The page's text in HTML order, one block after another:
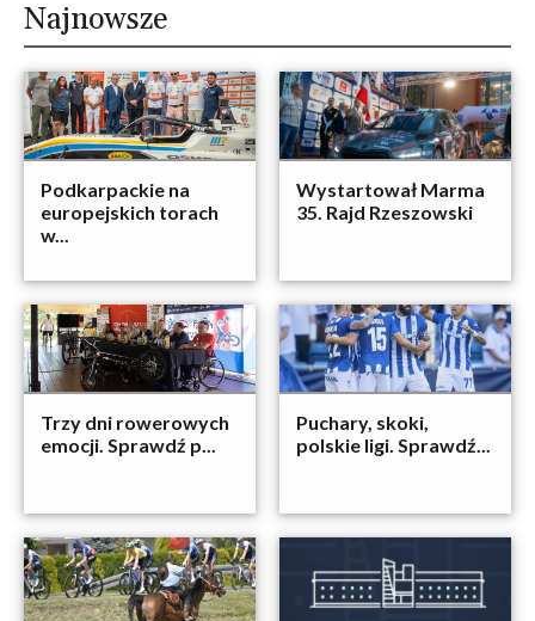
Najnowsze
Podkarpackie na
europejskich torach
w...
Wystartował Marma
35. Rajd Rzeszowski
Trzy dni rowerowych
emocji. Sprawdź p...
Puchary, skoki,
polskie ligi. Sprawdź...